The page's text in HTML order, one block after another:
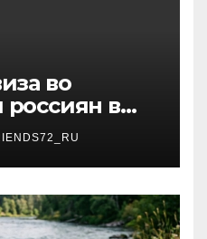
во
в
от 3 дней